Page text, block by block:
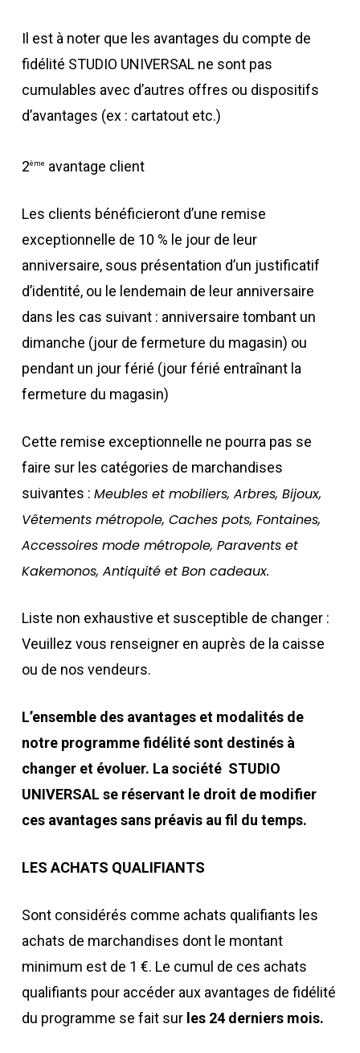
Il est à noter que les avantages du compte de
fidélité STUDIO UNIVERSAL ne sont pas
cumulables avec d’autres offres ou dispositifs
d’avantages (ex : cartatout etc.)
2ème avantage client
Les clients bénéficieront d’une remise
exceptionnelle de 10 % le jour de leur
anniversaire, sous présentation d’un justificatif
d’identité, ou le lendemain de leur anniversaire
dans les cas suivant : anniversaire tombant un
dimanche (jour de fermeture du magasin) ou
pendant un jour férié (jour férié entraînant la
fermeture du magasin)
Cette remise exceptionnelle ne pourra pas se
faire sur les catégories de marchandises
suivantes : Meubles et mobiliers, Arbres, Bijoux,
Vêtements métropole, Caches pots, Fontaines,
Accessoires mode métropole, Paravents et
Kakemonos, Antiquité et Bon cadeaux.
Liste non exhaustive et susceptible de changer :
Veuillez vous renseigner en auprès de la caisse
ou de nos vendeurs.
L’ensemble des avantages et modalités de
notre programme fidélité sont destinés à
changer et évoluer. La société STUDIO
UNIVERSAL se réservant le droit de modifier
ces avantages sans préavis au fil du temps.
LES ACHATS QUALIFIANTS
Sont considérés comme achats qualifiants les
achats de marchandises dont le montant
minimum est de 1 €. Le cumul de ces achats
qualifiants pour accéder aux avantages de fidélité
du programme se fait sur les 24 derniers mois.